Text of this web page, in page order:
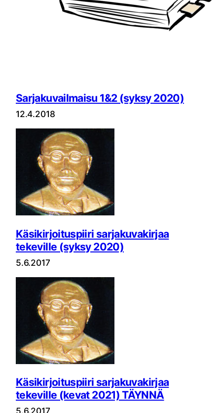
Sarjakuvailmaisu 1&2 (syksy 2020)
12.4.2018
Käsikirjoituspiiri sarjakuvakirjaa
tekeville (syksy 2020)
5.6.2017
Käsikirjoituspiiri sarjakuvakirjaa
tekeville (kevat 2021) TÄYNNÄ
5.6.2017